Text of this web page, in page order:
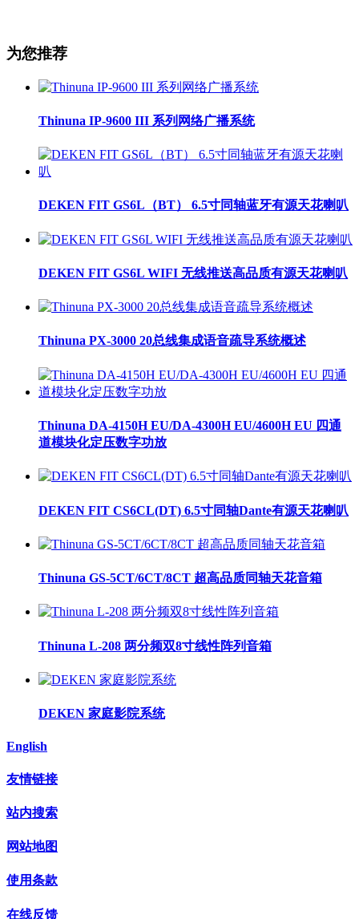
为您推荐
Thinuna IP-9600 III 系列网络广播系统
DEKEN FIT GS6L（BT） 6.5寸同轴蓝牙有源天花喇叭
DEKEN FIT GS6L WIFI 无线推送高品质有源天花喇叭
Thinuna PX-3000 20总线集成语音疏导系统概述
Thinuna DA-4150H EU/DA-4300H EU/4600H EU 四通
道模块化定压数字功放
DEKEN FIT CS6CL(DT) 6.5寸同轴Dante有源天花喇叭
Thinuna GS-5CT/6CT/8CT 超高品质同轴天花音箱
Thinuna L-208 两分频双8寸线性阵列音箱
DEKEN 家庭影院系统
English
友情链接
站内搜索
网站地图
使用条款
在线反馈